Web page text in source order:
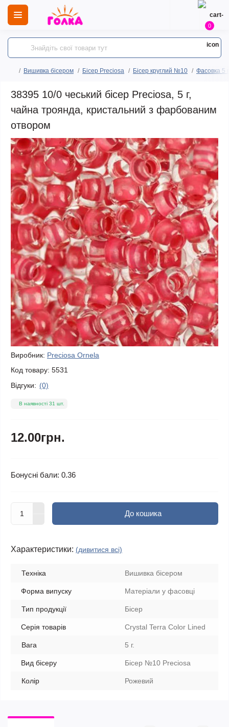
0
Вишивка бісером Бісер Preciosa Бісер круглий №10 Фасовка 5
38395 10/0 чеський бісер Preciosa, 5 г,
чайна троянда, кристальний з фарбованим
отвором
Виробник: Preciosa Ornela
Код товару: 5531
Відгуки: (0)
В наявності 31 шт.
12.00грн.
Бонусні бали: 0.36
До кошика
Характеристики: (дивитися всі)
Техніка Вишивка бісером
Форма випуску Матеріали у фасовці
Тип продукції Бісер
Серія товарів Crystal Terra Color Lined
Вага 5 г.
Вид бісеру Бісер №10 Preciosa
Колір Рожевий